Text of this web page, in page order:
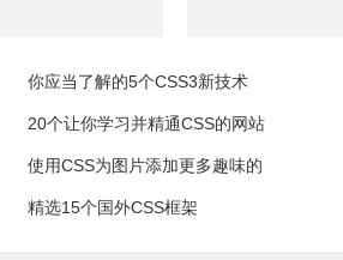
你应当了解的5个CSS3新技术
20个让你学习并精通CSS的网站
使用CSS为图片添加更多趣味的
精选15个国外CSS框架